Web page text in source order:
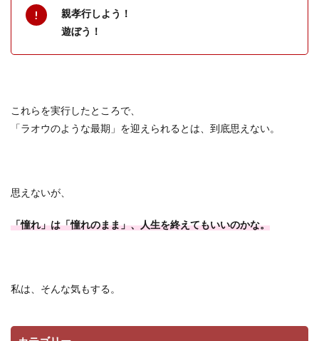
親孝行しよう！
遊ぼう！
これらを実行したところで、
「ラオウのような最期」を迎えられるとは、到底思えない。
思えないが、
「憧れ」は「憧れのまま」、人生を終えてもいいのかな。
私は、そんな気もする。